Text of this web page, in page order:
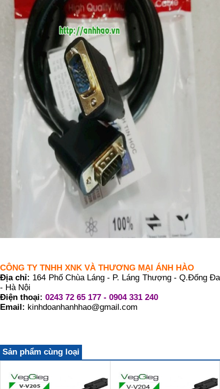
CÔNG TY TNHH XNK VÀ THƯƠNG MẠI ÁNH HÀO
Địa chỉ: 164 Phố Chùa Láng - P. Láng Thượng - Q.Đống Đa
- Hà Nội
Điện thoại: 0243 72 65 177 - 0904 331 240
Email: kinhdoanhanhhao@gmail.com
Sản phẩm cùng loại